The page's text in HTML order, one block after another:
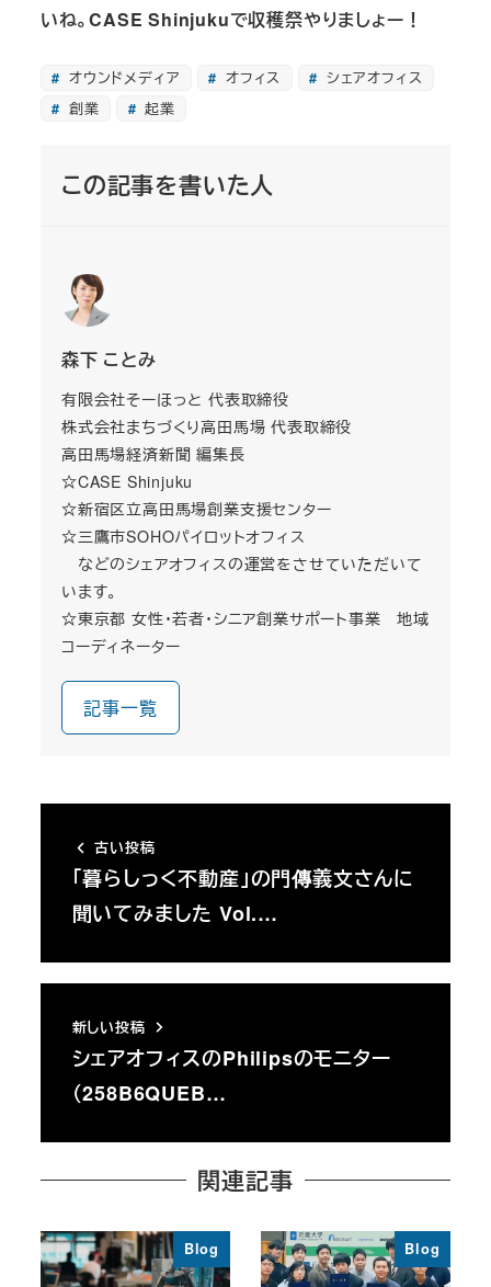
いね。CASE Shinjukuで収穫祭やりましょー！
オウンドメディア オフィス
シェアオフィス
創業
起業
この記事を書いた人
森下 ことみ
有限会社そーほっと 代表取締役
株式会社まちづくり高田馬場 代表取締役
高田馬場経済新聞 編集長
☆CASE Shinjuku
☆新宿区立高田馬場創業支援センター
☆三鷹市SOHOパイロットオフィス
などのシェアオフィスの運営をさせていただいて
います。
☆東京都 女性・若者・シニア創業サポート事業 地域
コーディネーター
記事一覧
古い投稿
「暮らしっく不動産」の門傳義文さんに
聞いてみました Vol.…
新しい投稿
シェアオフィスのPhilipsのモニター
（258B6QUEB…
関連記事
Blog Blog